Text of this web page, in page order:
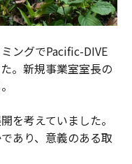
ングでPacific-DIVE
。新規事業室室長の
を考えていました。
あり、意義のある取